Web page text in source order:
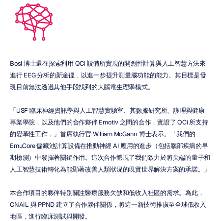
Bosl 博士還在探索利用 QCi 設備所實現的開創性計算與人工智慧方法來
進行 EEG 分析的新途徑，以進一步提升測量腦功能的能力。其目標是發
現目前無法透過其他手段找到的大腦電生理學模式。
「USF 臨床神經資訊學與人工智慧實驗室、其數據研究所、護理與健康
專業學院，以及他們的合作夥伴 Emotiv 之間的合作，實證了 QCi 所支持
的變革性工作，」首席執行官 William McGann 博士表示。「我們的
EmuCore 儲藏池計算設備在推動神經 AI 應用的進步（包括腦部疾病的早
期檢測）中發揮著關鍵作用。這次合作體現了我們致力於將尖端的量子和
人工智慧技術轉化為能顯著改善人類狀況的現實世界解決方案的承諾。」
本合作項目的夥伴特別關注醫療服務欠缺和低收入社區的需求。為此，
CNAIL 與 PPND 建立了合作夥伴關係，將這一新技術推廣至全球低收入
地區，進行臨床測試與開發。